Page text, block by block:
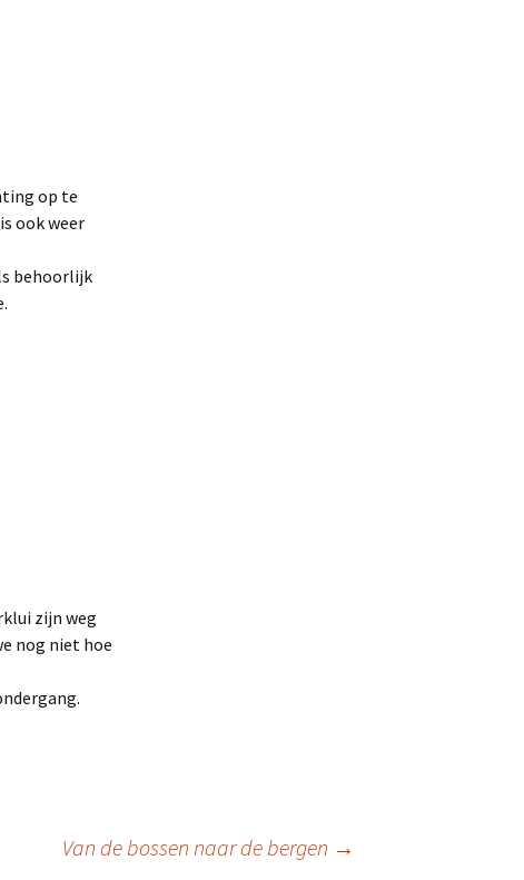
op te
ook weer
behoorlijk
zijn weg
nog niet hoe
Van de bossen naar de bergen →